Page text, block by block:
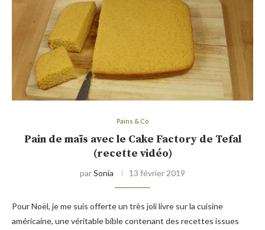
Pains & Co
Pain de maïs avec le Cake Factory de Tefal
(recette vidéo)
parSonia 13 février 2019
Pour Noël, je me suis offerte un très joli livre sur la cuisine
américaine, une véritable bible contenant des recettes issues